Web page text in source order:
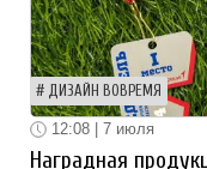
ДИЗАЙН ВОВРЕМЯ
12:08 | 7 июля
Наградная